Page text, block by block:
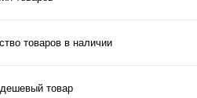
товаров в наличии
товар